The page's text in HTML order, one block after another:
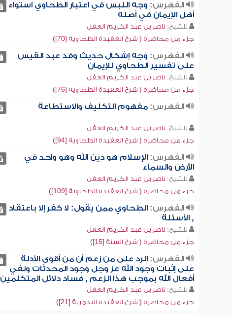
الفهرس: وجه اللبس في اعتبار الطحاوي استواء
أهل الإيمان في أصله
للشيخ: ناصر بن عبد الكريم العقل
جزء من محاضرة ( شرح العقيدة الطحاوية [70])
الفهرس: وجه إشكال حديث وفد عبد القيس
على تفسير الطحاوي للإيمان
للشيخ: ناصر بن عبد الكريم العقل
جزء من محاضرة ( شرح العقيدة الطحاوية [76])
الفهرس:مفهوم التكليف والاستطاعة
للشيخ: ناصر بن عبد الكريم العقل
جزء من محاضرة ( شرح العقيدة الطحاوية [94])
الفهرس:الإسلام هو دين الله وهو واحد في
الأرض والسماء
للشيخ: ناصر بن عبد الكريم العقل
جزء من محاضرة ( شرح العقيدة الطحاوية [109])
الفهرس:الطحاوي ممن يقول: لا كفر إلا باعتقاد
, الأسئلة
للشيخ: ناصر بن عبد الكريم العقل
جزء من محاضرة ( شرح السنة [15])
الفهرس:الرد على من زعم أن من أقوى الأدلة
على إثبات وجود الله عز وجل وجود المحدثات ونفي
أفعال الله بموجب هذا الزعم , فساد دلائل المتكلمين
للشيخ: ناصر بن عبد الكريم العقل
جزء من محاضرة ( شرح العقيدة التدمرية [21])